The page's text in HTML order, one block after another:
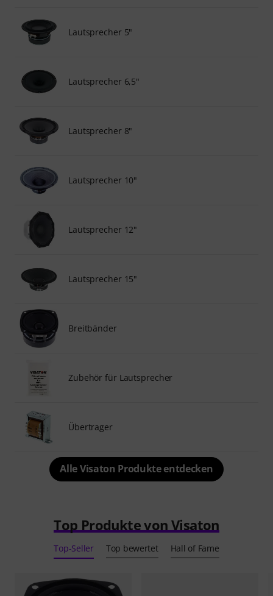
Lautsprecher 5"
Lautsprecher 6,5"
Lautsprecher 8"
Lautsprecher 10"
Lautsprecher 12"
Lautsprecher 15"
Breitbänder
Zubehör für Lautsprecher
Übertrager
Alle Visaton Produkte entdecken
Top Produkte von Visaton
Top-Seller Top bewertet Hall of Fame